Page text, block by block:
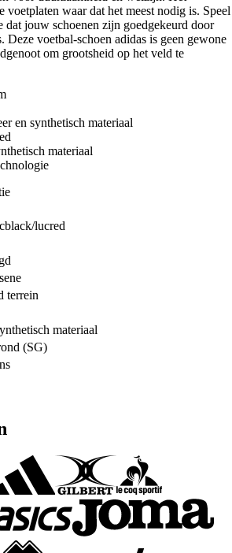
voetplaten waar dat het meest nodig is. Speel
dat jouw schoenen zijn goedgekeurd door
Deze voetbal-schoen adidas is geen gewone
om grootsheid op het veld te
en synthetisch materiaal
materiaal
lucred
terrein
materiaal
(SG)